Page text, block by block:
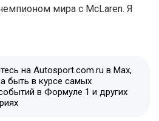
мира с McLaren. Я
на Autosport.com.ru в Max,
быть в курсе самых
в Формуле 1 и других